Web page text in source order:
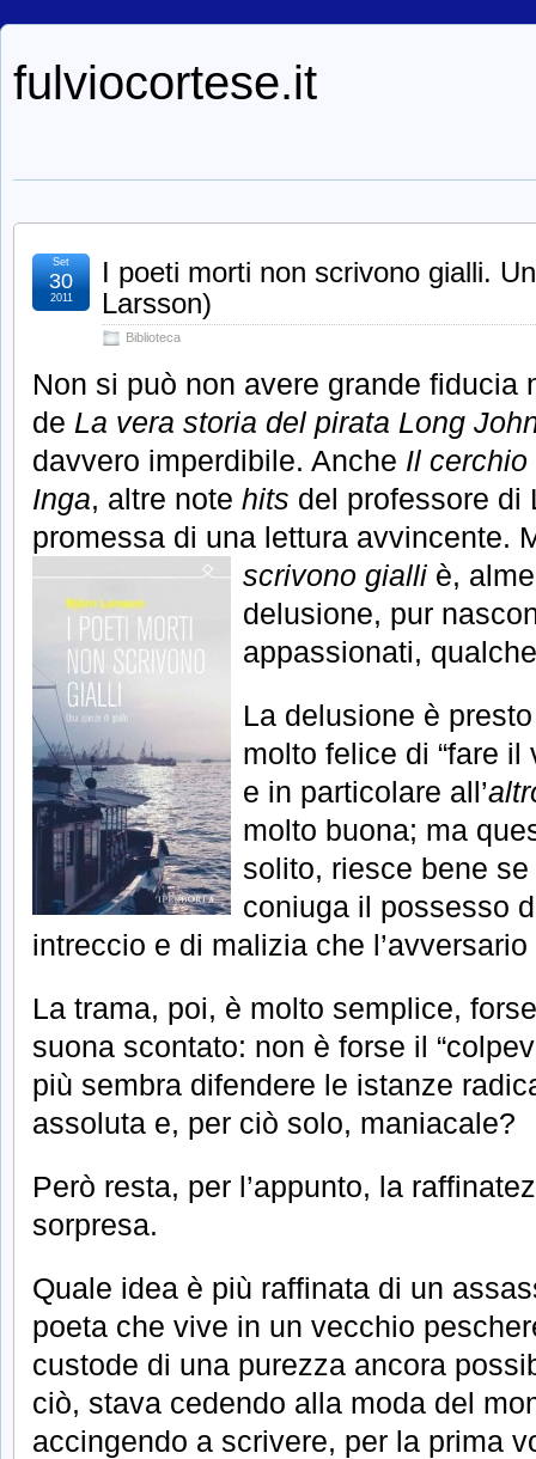
fulviocortese.it
I poeti morti non scrivono gialli.
Larsson)
Biblioteca
Set
30
2011
Non si può non avere grande fiducia
de La vera storia del pirata Long
davvero imperdibile. Anche Il
Inga, altre note hits del professore di
promessa di una lettura avvincente.
scrivono gialli è,
delusione, pur
appassionati,
La delusione è
molto felice di “fare il
e in particolare all’
molto buona; ma
solito, riesce bene
coniuga il possesso
intreccio e di malizia che
La trama, poi, è molto semplice,
suona scontato: non è forse il
più sembra difendere le istanze
assoluta e, per ciò solo, maniacale?
Però resta, per l’appunto, la
sorpresa.
Quale idea è più raffinata di un
poeta che vive in un vecchio
custode di una purezza ancora
ciò, stava cedendo alla moda del
accingendo a scrivere, per la prima